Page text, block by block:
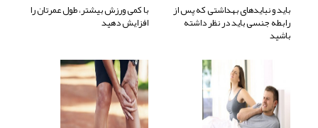
باید و نبایدهای بهداشتی که پس از
رابطه جنسی باید در نظر داشته
باشید
با کمی ورزش بیشتر، طول عمرتان را
افزایش دهید